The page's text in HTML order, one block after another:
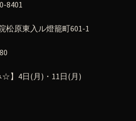
8401
松原東入ル燈籠町601-1
☆】4日(月)・11日(月)